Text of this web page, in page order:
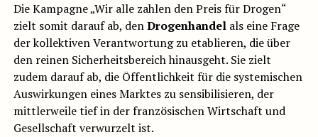
Die Kampagne „Wir alle zahlen den Preis für Drogen“
zielt somit darauf ab, denDrogenhandelals eine Frage
der kollektiven Verantwortung zu etablieren, die über
den reinen Sicherheitsbereich hinausgeht. Sie zielt
zudem darauf ab, die Öffentlichkeit für die systemischen
Auswirkungen eines Marktes zu sensibilisieren, der
mittlerweile tief in der französischen Wirtschaft und
Gesellschaft verwurzelt ist.